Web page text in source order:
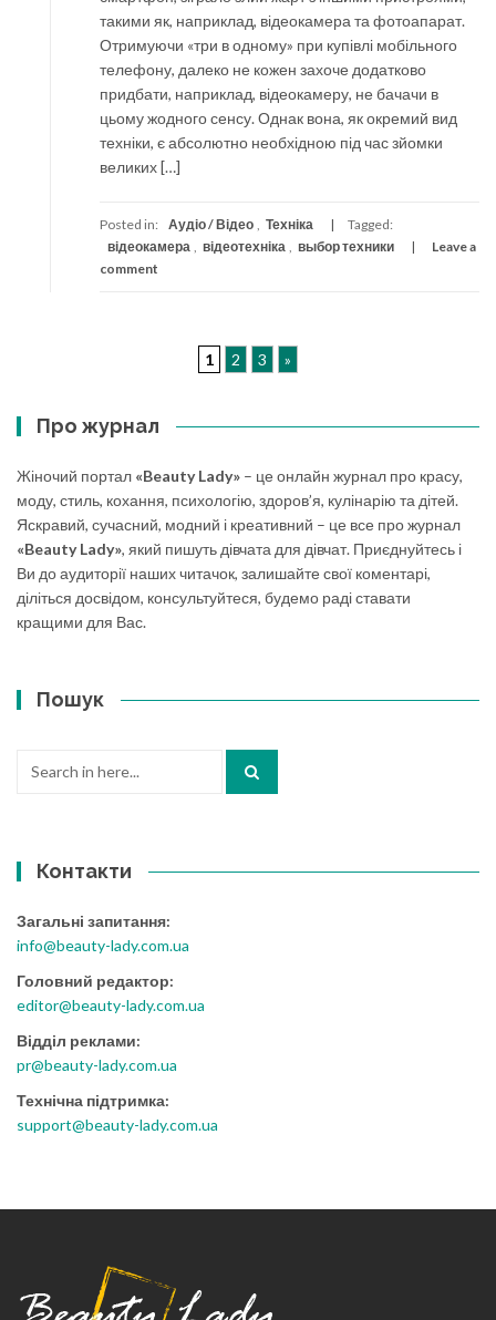
такими як, наприклад, відеокамера та фотоапарат.
Отримуючи «три в одному» при купівлі мобільного
телефону, далеко не кожен захоче додатково
придбати, наприклад, відеокамеру, не бачачи в
цьому жодного сенсу. Однак вона, як окремий вид
техніки, є абсолютно необхідною під час зйомки
великих […]
Posted in: Аудіо / Відео Техніка
Tagged:
відеокамера
відеотехніка выбор техники
Leave a
comment
1 2 3 »
Про журнал
Жіночий портал «Beauty Lady» – це онлайн журнал про красу,
моду, стиль, кохання, психологію, здоров’я, кулінарію та дітей.
Яскравий, сучасний, модний і креативний – це все про журнал
«Beauty Lady», який пишуть дівчата для дівчат. Приєднуйтесь і
Ви до аудиторії наших читачок, залишайте свої коментарі,
діліться досвідом, консультуйтеся, будемо раді ставати
кращими для Вас.
Пошук
Контакти
Загальні запитання:
info@beauty-lady.com.ua
Головний редактор:
editor@beauty-lady.com.ua
Відділ реклами:
pr@beauty-lady.com.ua
Технічна підтримка:
support@beauty-lady.com.ua